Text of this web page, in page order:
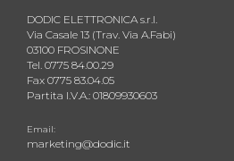
DODIC ELETTRONICA s.r.l.
Via Casale 13 (Trav. Via A.Fabi)
03100 FROSINONE
Tel. 0775 84.00.29
Fax 0775 83.04.05
Partita I.V.A.: 01809930603
Email:
marketing@dodic.it